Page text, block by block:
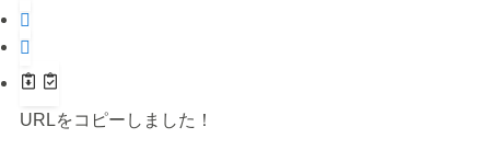
URLをコピーしました！